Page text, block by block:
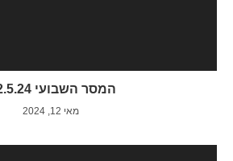
המסר השבועי 12.5.24
מאי 12, 2024